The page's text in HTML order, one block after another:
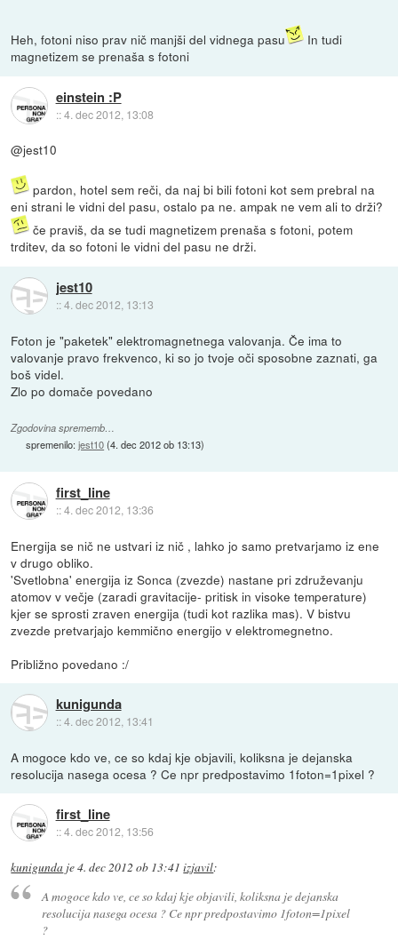
Heh, fotoni niso prav nič manjši del vidnega pasu
In tudi
magnetizem se prenaša s fotoni
einstein :P
::4. dec 2012, 13:08
@jest10
pardon, hotel sem reči, da naj bi bili fotoni kot sem prebral na
eni strani le vidni del pasu, ostalo pa ne. ampak ne vem ali to drži?
če praviš, da se tudi magnetizem prenaša s fotoni, potem
trditev, da so fotoni le vidni del pasu ne drži.
jest10
::4. dec 2012, 13:13
Foton je "paketek" elektromagnetnega valovanja. Če ima to
valovanje pravo frekvenco, ki so jo tvoje oči sposobne zaznati, ga
boš videl.
Zlo po domače povedano
Zgodovina sprememb…
spremenilo:jest10(4. dec 2012 ob 13:13)
first_line
::4. dec 2012, 13:36
Energija se nič ne ustvari iz nič , lahko jo samo pretvarjamo iz ene
v drugo obliko.
'Svetlobna' energija iz Sonca (zvezde) nastane pri združevanju
atomov v večje (zaradi gravitacije- pritisk in visoke temperature)
kjer se sprosti zraven energija (tudi kot razlika mas). V bistvu
zvezde pretvarjajo kemmično energijo v elektromegnetno.
Približno povedano :/
kunigunda
::4. dec 2012, 13:41
A mogoce kdo ve, ce so kdaj kje objavili, koliksna je dejanska
resolucija nasega ocesa ? Ce npr predpostavimo 1foton=1pixel ?
first_line
::4. dec 2012, 13:56
kunigunda je4. dec 2012 ob 13:41 izjavil:
A mogoce kdo ve, ce so kdaj kje objavili, koliksna je dejanska
resolucija nasega ocesa ? Ce npr predpostavimo 1foton=1pixel
?